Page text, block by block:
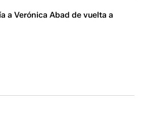
a Verónica Abad de vuelta a